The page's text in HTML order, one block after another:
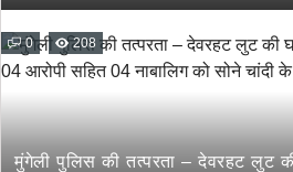
0 208
मुंगेली पुलिस की तत्परता – देवरहट लुट